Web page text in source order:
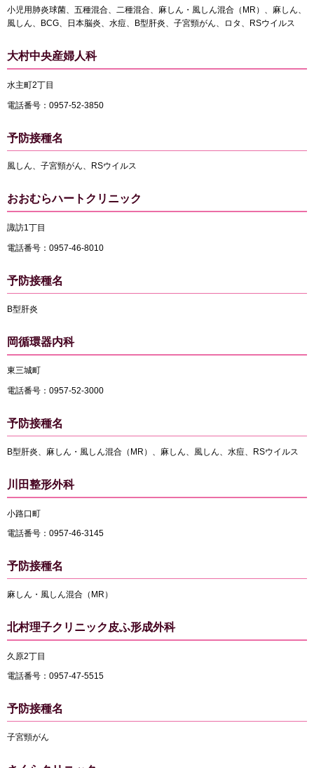
小児用肺炎球菌、五種混合、二種混合、麻しん・風しん混合（MR）、麻しん、
風しん、BCG、日本脳炎、水痘、B型肝炎、子宮頸がん、ロタ、RSウイルス
大村中央産婦人科
水主町2丁目
電話番号：0957-52-3850
予防接種名
風しん、子宮頸がん、RSウイルス
おおむらハートクリニック
諏訪1丁目
電話番号：0957-46-8010
予防接種名
B型肝炎
岡循環器内科
東三城町
電話番号：0957-52-3000
予防接種名
B型肝炎、麻しん・風しん混合（MR）、麻しん、風しん、水痘、RSウイルス
川田整形外科
小路口町
電話番号：0957-46-3145
予防接種名
麻しん・風しん混合（MR）
北村理子クリニック皮ふ形成外科
久原2丁目
電話番号：0957-47-5515
予防接種名
子宮頸がん